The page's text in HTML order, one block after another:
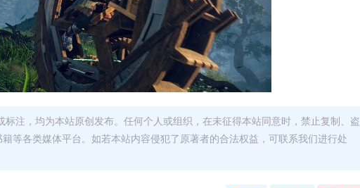
注，均为本站原创发布。任何个人或组织，在未征得本站同意时，禁止复制、盗
等各类媒体平台。如若本站内容侵犯了原著者的合法权益，可联系我们进行处